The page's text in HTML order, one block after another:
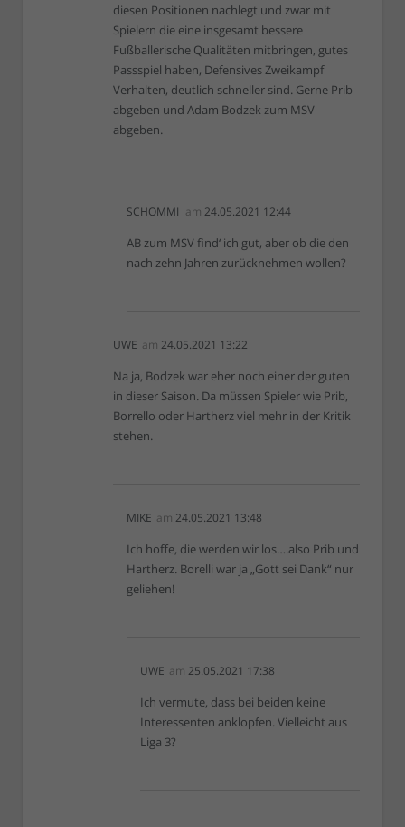
diesen Positionen nachlegt und zwar mit
Spielern die eine insgesamt bessere
Fußballerische Qualitäten mitbringen, gutes
Passspiel haben, Defensives Zweikampf
Verhalten, deutlich schneller sind. Gerne Prib
abgeben und Adam Bodzek zum MSV
abgeben.
SCHOMMI am 24.05.2021 12:44
AB zum MSV find‘ ich gut, aber ob die den
nach zehn Jahren zurücknehmen wollen?
UWE am 24.05.2021 13:22
Na ja, Bodzek war eher noch einer der guten
in dieser Saison. Da müssen Spieler wie Prib,
Borrello oder Hartherz viel mehr in der Kritik
stehen.
MIKE am 24.05.2021 13:48
Ich hoffe, die werden wir los….also Prib und
Hartherz. Borelli war ja „Gott sei Dank“ nur
geliehen!
UWE am 25.05.2021 17:38
Ich vermute, dass bei beiden keine
Interessenten anklopfen. Vielleicht aus
Liga 3?